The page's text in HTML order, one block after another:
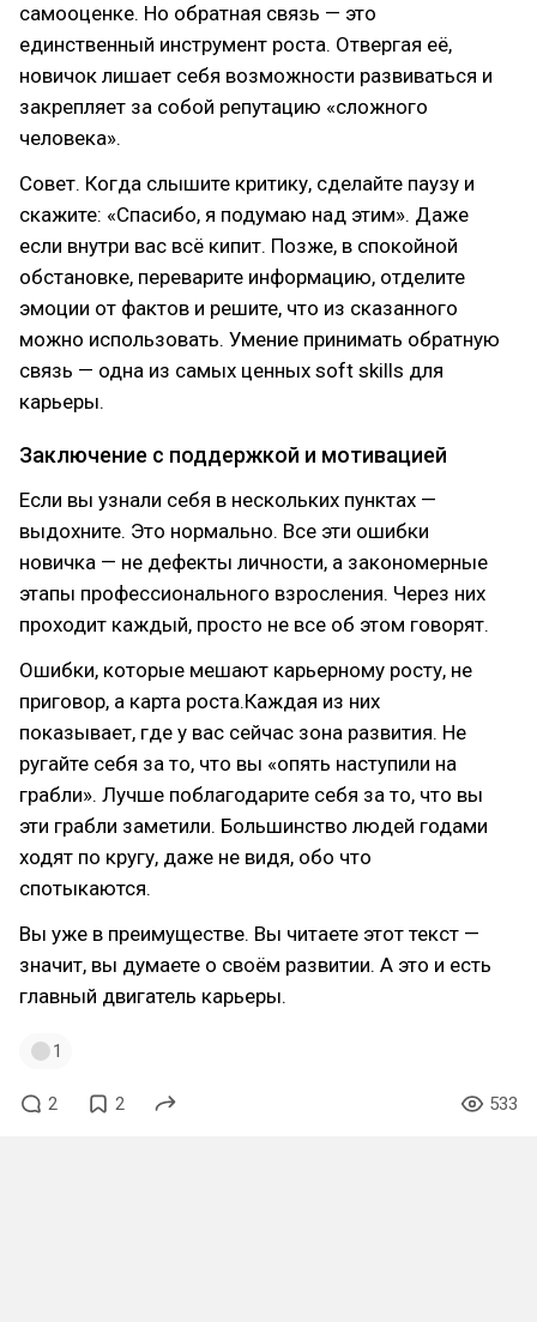
самооценке. Но обратная связь — это
единственный инструмент роста. Отвергая её,
новичок лишает себя возможности развиваться и
закрепляет за собой репутацию «сложного
человека».
Совет. Когда слышите критику, сделайте паузу и
скажите: «Спасибо, я подумаю над этим». Даже
если внутри вас всё кипит. Позже, в спокойной
обстановке, переварите информацию, отделите
эмоции от фактов и решите, что из сказанного
можно использовать. Умение принимать обратную
связь — одна из самых ценных soft skills для
карьеры.
Заключение с поддержкой и мотивацией
Если вы узнали себя в нескольких пунктах —
выдохните. Это нормально. Все эти ошибки
новичка — не дефекты личности, а закономерные
этапы профессионального взросления. Через них
проходит каждый, просто не все об этом говорят.
Ошибки, которые мешают карьерному росту, не
приговор, а карта роста.Каждая из них
показывает, где у вас сейчас зона развития. Не
ругайте себя за то, что вы «опять наступили на
грабли». Лучше поблагодарите себя за то, что вы
эти грабли заметили. Большинство людей годами
ходят по кругу, даже не видя, обо что
спотыкаются.
Вы уже в преимуществе. Вы читаете этот текст —
значит, вы думаете о своём развитии. А это и есть
главный двигатель карьеры.
1
2 2 533